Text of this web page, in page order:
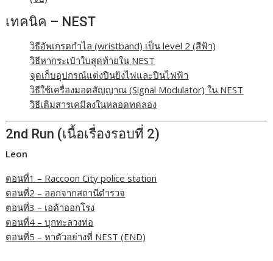
เทคนิค – NEST
วิธีอัพเกรดกำไล (wristband) เป็น level 2 (สีฟ้า)
วิธีหากระเป๋าใบสุดท้ายใน NEST
จุดเก็บอุปกรณ์แต่งปืนยิงไฟและปืนไฟฟ้า
วิธีใช้เครื่องมอดสัญญาณ (Signal Modulator) ใน NEST
วิธีเติมสารเคมีลงในหลอดทดลอง
2nd Run (เนื้อเรื่องรอบที่ 2)
Leon
ตอนที่1 – Raccoon City police station
ตอนที่2 – ออกจากสถานีตำรวจ
ตอนที่3 – เอด้าออกโรง
ตอนที่4 – บุกทะลวงท่อ
ตอนที่5 – หาตัวอย่างที่ NEST (END)